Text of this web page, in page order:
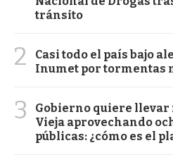
tránsito
2
Casi todo el país bajo
Inumet por tormentas
3
Gobierno quiere
Vieja aprovechando
públicas: ¿cómo es el